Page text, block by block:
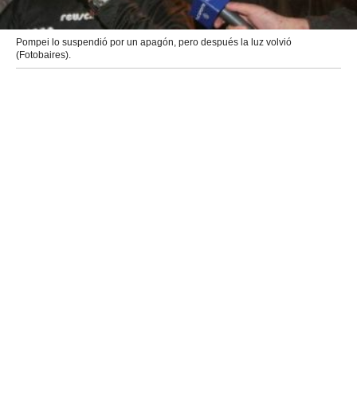
Pompei lo suspendió por un apagón, pero después la luz volvió
(Fotobaires).